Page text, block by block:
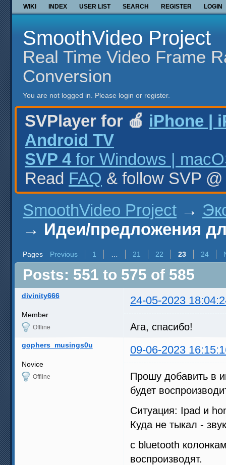
WIKI INDEX USER LIST SEARCH REGISTER LOGIN
SmoothVideo Project
Real Time Video Frame
Conversion
You are not logged in. Please login or register.
SVPlayer for 🍎 iPhone |
Android TV
SVP 4 for Windows |
Read FAQ & follow SVP
SmoothVideo Project →
→ Идеи/предложения
Pages Previous 1 21 22 23 24
Posts: 551 to 575 of 585
divinity666 24-05-2023
Member
Offline Ага, спасибо!
gophers_musings0u 09-06-2023
Novice
Offline
Прошу добавить в
будет
Ситуация: Ipad и
Куда не тыкал -
с bluetooth
воспроизводят.